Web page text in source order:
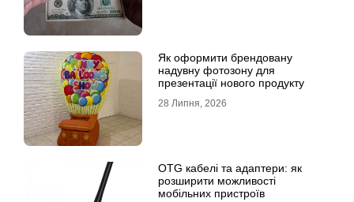
Як оформити брендовану
надувну фотозону для
презентації нового продукту
28 Липня, 2026
OTG кабелі та адаптери: як
розширити можливості
мобільних пристроїв